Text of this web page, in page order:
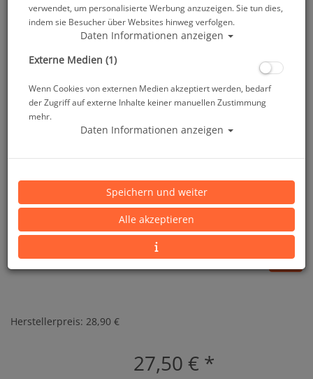
Riffhaken mit Metall-Karabiner und Leine
Herstellerpreis: 28,90 €
27,50 € *
verwendet, um personalisierte Werbung anzuzeigen. Sie tun dies,
indem sie Besucher über Websites hinweg verfolgen.
Daten Informationen anzeigen
Externe Medien (1)
Wenn Cookies von externen Medien akzeptiert werden, bedarf
der Zugriff auf externe Inhalte keiner manuellen Zustimmung
mehr.
Daten Informationen anzeigen
Speichern und weiter
Alle akzeptieren